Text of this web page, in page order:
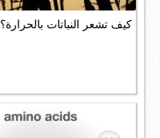
كيف تشعر النباتات بالحرارة؟